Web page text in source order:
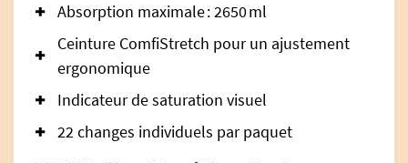
Absorption maximale : 2650 ml
Ceinture ComfiStretch pour un ajustement
ergonomique
Indicateur de saturation visuel
22 changes individuels par paquet